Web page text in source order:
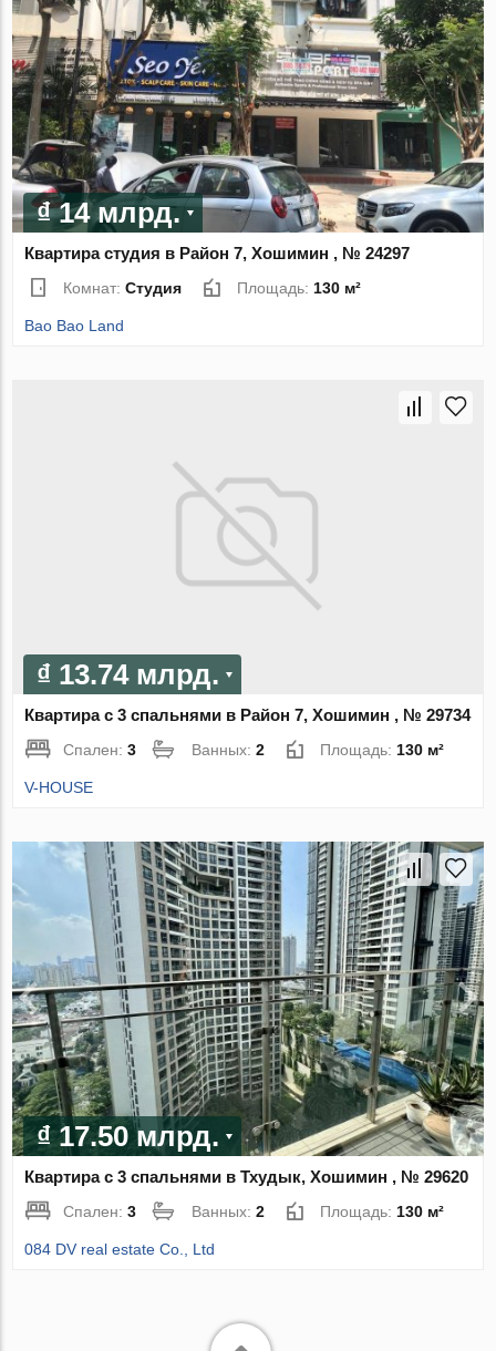
₫ 14 млрд.
Квартира студия в Район 7, Хошимин , № 24297
Комнат:Студия Площадь: 130 м²
Bao Bao Land
₫ 13.74 млрд.
Квартира с 3 спальнями в Район 7, Хошимин , № 29734
Спален:3 Ванных:2 Площадь: 130 м²
V-HOUSE
₫ 17.50 млрд.
Квартира с 3 спальнями в Тхудык, Хошимин , № 29620
Спален:3 Ванных:2 Площадь: 130 м²
084 DV real estate Co., Ltd